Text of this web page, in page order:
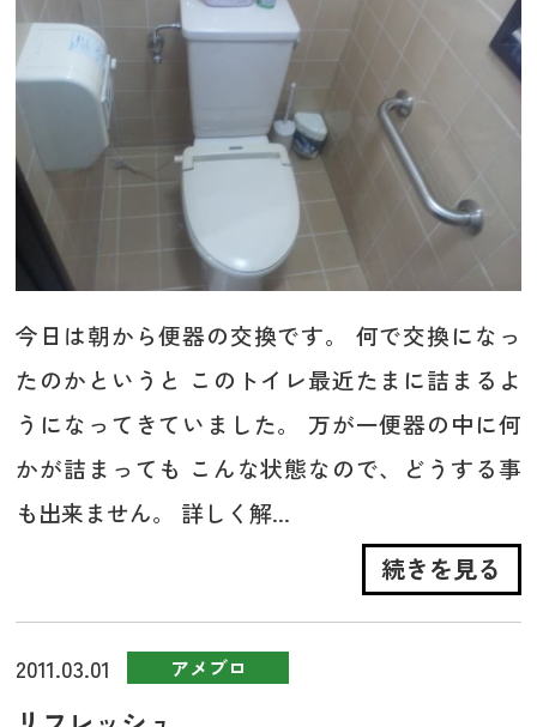
今日は朝から便器の交換です。 何で交換になっ
たのかというと このトイレ最近たまに詰まるよ
うになってきていました。 万が一便器の中に何
かが詰まっても こんな状態なので、どうする事
も出来ません。 詳しく解...
続きを見る
2011.03.01 アメブロ